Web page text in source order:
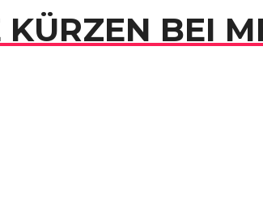
BEI